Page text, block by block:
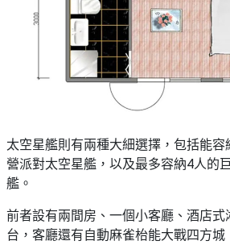
太空星艦則有兩種大細選擇，包括能
營派對太空星艦，以及最多容納4人的
艦。
前者設有兩間房、一個小客廳、酒店
台，客廳還有自動麻雀枱能大戰四方